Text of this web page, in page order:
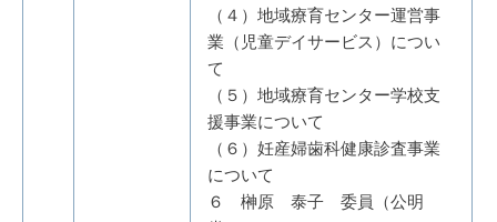
（４）地域療育センター運営事
業（児童デイサービス）につい
て
（５）地域療育センター学校支
援事業について
（６）妊産婦歯科健康診査事業
について
６ 榊原 泰子 委員（公明